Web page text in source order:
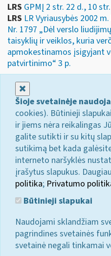
LRS GPMĮ 2 str. 22 d., 10
LRS LR Vyriausybės 2002
Nr. 1797 „Dėl verslo
taisyklių ir veiklos, kuria
apmokestinamos įsigyjant
patvirtinimo“ 3 p.
Šioje svetainėje
cookies). Būtinieji
ir jiems nėra reikalingas
galite sutikti ir su kitų
sutikimą bet kada
interneto naršyklės
įrašytus slapukus.
politika; Privatumo
Būtinieji slapukai
Naudojami sklandžiam
pagrindines svetainės
svetainė negali tinkamai